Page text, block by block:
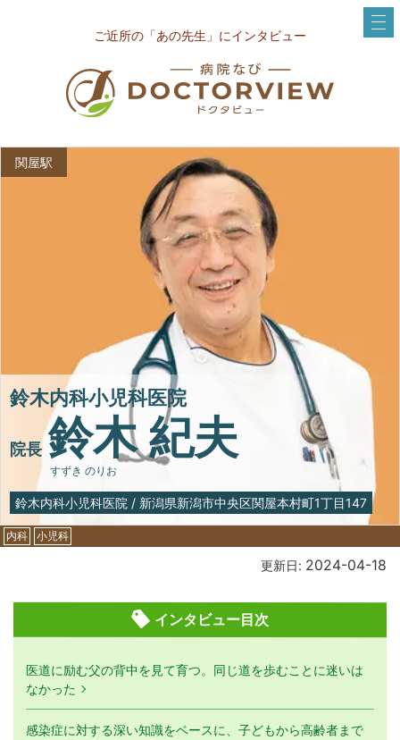
ご近所の「あの先生」にインタビュー
関屋駅
鈴木内科小児科医院
院長 鈴木 紀夫
すずき のりお
鈴木内科小児科医院 / 新潟県新潟市中央区関屋本村町1丁目147
内科 小児科
更新日: 2024-04-18
インタビュー目次
医道に励む父の背中を見て育つ。同じ道を歩むことに迷いは
なかった
感染症に対する深い知識をベースに、子どもから高齢者まで